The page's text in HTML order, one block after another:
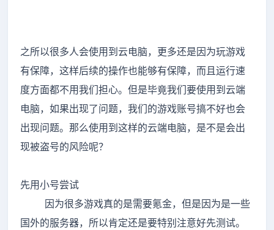
之所以很多人会使用到云电脑，更多还是因为玩游戏
有保障，这样后续的操作也能够有保障，而且运行速
度方面都不用我们担心。但是毕竟我们要使用到云端
电脑，如果出现了问题，我们的游戏账号搞不好也会
出现问题。那么使用到这样的云端电脑，是不是会出
现被盗号的风险呢？
先用小号尝试
因为很多游戏真的是需要氪金，但是因为是一些
国外的服务器，所以肯定还是要特别注意好先测试。